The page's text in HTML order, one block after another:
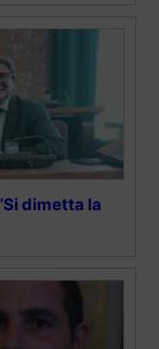
dimetta la